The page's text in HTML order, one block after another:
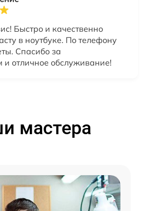
Быстро и качественно
в ноутбуке. По телефону
Спасибо за
и отличное обслуживание!
мастера